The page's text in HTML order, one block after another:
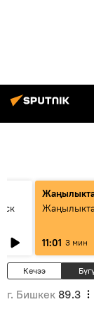
11:01 3 мин
Кечээ
г. Бишкек 89.3